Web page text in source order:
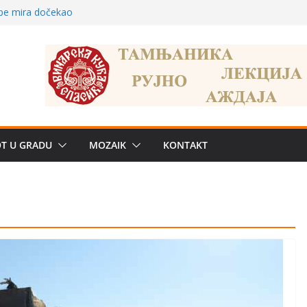
može li
projekat: Gde
Umesto
privatne
U GRADU MOZAIK KONTAKT